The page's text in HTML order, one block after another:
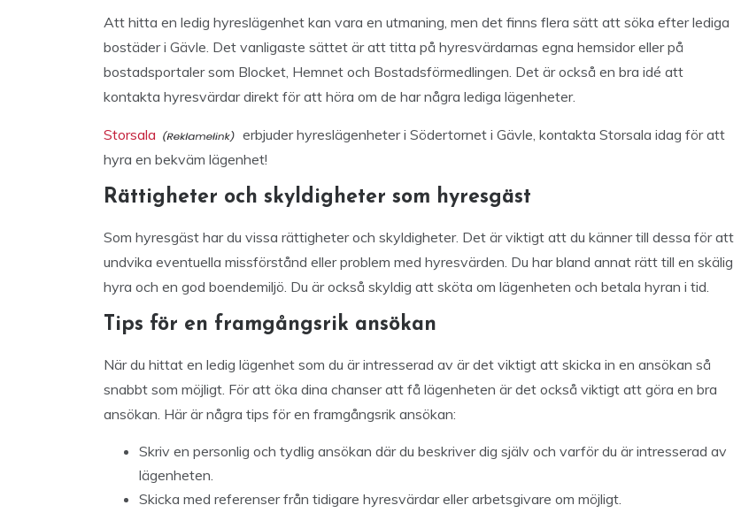
Att hitta en ledig hyreslägenhet kan vara en utmaning, men det finns flera sätt att söka efter lediga
bostäder i Gävle. Det vanligaste sättet är att titta på hyresvärdarnas egna hemsidor eller på
bostadsportaler som Blocket, Hemnet och Bostadsförmedlingen. Det är också en bra idé att
kontakta hyresvärdar direkt för att höra om de har några lediga lägenheter.
Storsala
erbjuder hyreslägenheter i Södertornet i Gävle, kontakta Storsala idag för att
hyra en bekväm lägenhet!
Rättigheter och skyldigheter som hyresgäst
Som hyresgäst har du vissa rättigheter och skyldigheter. Det är viktigt att du känner till dessa för att
undvika eventuella missförstånd eller problem med hyresvärden. Du har bland annat rätt till en skälig
hyra och en god boendemiljö. Du är också skyldig att sköta om lägenheten och betala hyran i tid.
Tips för en framgångsrik ansökan
När du hittat en ledig lägenhet som du är intresserad av är det viktigt att skicka in en ansökan så
snabbt som möjligt. För att öka dina chanser att få lägenheten är det också viktigt att göra en bra
ansökan. Här är några tips för en framgångsrik ansökan:
Skriv en personlig och tydlig ansökan där du beskriver dig själv och varför du är intresserad av
lägenheten.
Skicka med referenser från tidigare hyresvärdar eller arbetsgivare om möjligt.